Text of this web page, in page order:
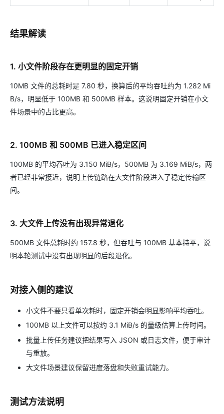
结果解读
1. 小文件阶段存在更明显的固定开销
10MB 文件的总耗时是 7.80 秒，换算后的平均吞吐约为 1.282 Mi
B/s，明显低于 100MB 和 500MB 样本。这说明固定开销在小文
件场景中的占比更高。
2. 100MB 和 500MB 已进入稳定区间
100MB 的平均吞吐为 3.150 MiB/s，500MB 为 3.169 MiB/s，两
者已经非常接近，说明上传链路在大文件阶段进入了稳定传输区
间。
3. 大文件上传没有出现异常退化
500MB 文件总耗时约 157.8 秒，但吞吐与 100MB 基本持平，说
明本轮测试中没有出现明显的后段退化。
对接入侧的建议
小文件不要只看单次耗时，固定开销会明显影响平均吞吐。
100MB 以上文件可以按约 3.1 MiB/s 的量级估算上传时间。
批量上传任务建议把结果写入 JSON 或日志文件，便于审计
与重放。
大文件场景建议保留进度落盘和失败重试能力。
测试方法说明